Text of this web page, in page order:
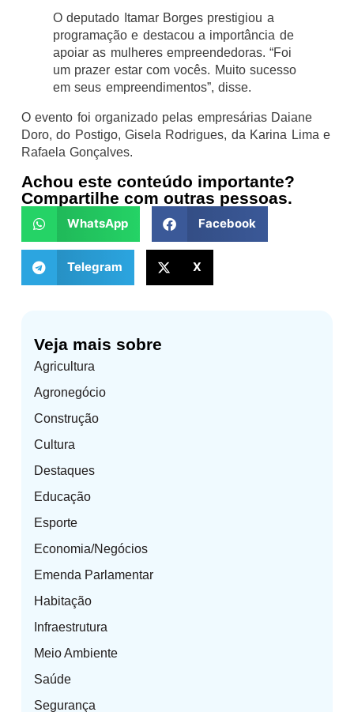
Veja mais sobre
Agricultura
Agronegócio
Construção
Cultura
Destaques
Educação
Esporte
Economia/Negócios
Emenda Parlamentar
Habitação
Infraestrutura
Meio Ambiente
Saúde
Segurança
O deputado Itamar Borges prestigiou a
programação e destacou a importância de
apoiar as mulheres empreendedoras. “Foi
um prazer estar com vocês. Muito sucesso
em seus empreendimentos”, disse.
O evento foi organizado pelas empresárias Daiane
Doro, do Postigo, Gisela Rodrigues, da Karina Lima e
Rafaela Gonçalves.
Achou este conteúdo importante?
Compartilhe com outras pessoas.
WhatsApp Facebook
Telegram X